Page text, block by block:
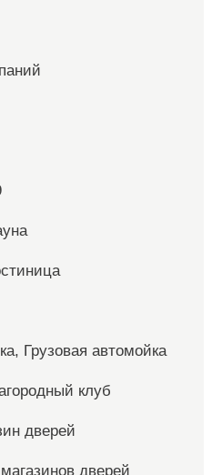
Грузовая автомойка
клуб
дверей
дверей